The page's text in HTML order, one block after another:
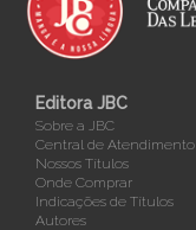
Editora JBC
Sobre a JBC
Central de Atendimento
Nossos Títulos
Onde Comprar
Indicações de Títulos
Autores